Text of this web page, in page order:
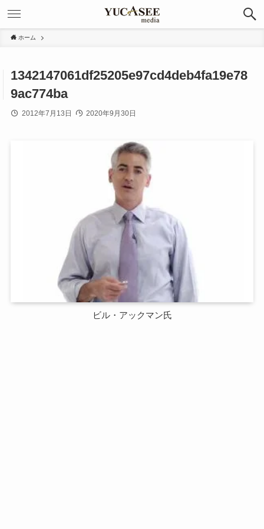
ホーム
1342147061df25205e97cd4deb4fa19e78
9ac774ba
2012年7月13日 2020年9月30日
ビル・アックマン氏